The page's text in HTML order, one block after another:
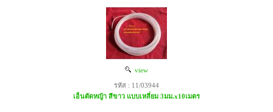
view
รหัส : 11/03944
เอ็นตัดหญ้า สีขาว แบบเหลี่ยม 3มม.x10เมตร